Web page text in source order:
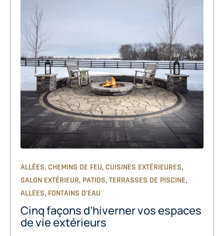
ALLÉES, CHEMINS DE FEU, CUISINES EXTÉRIEURES,
SALON EXTÉRIEUR, PATIOS,TERRASSES DE PISCINE,
ALLÉES, FONTAINS D’EAU
Cinq façons d’hiverner vos espaces
de vie extérieurs